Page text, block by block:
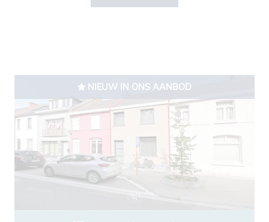
NIEUW IN ONS AANBOD